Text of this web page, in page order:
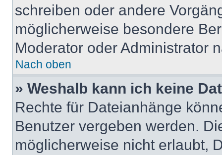
schreiben oder andere
möglicherweise besondere
Moderator oder Administrator
Nach oben
» Weshalb kann ich keine
Rechte für Dateianhänge
Benutzer vergeben werden.
möglicherweise nicht erlaubt,